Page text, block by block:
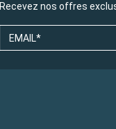
Recevez nos offres
EMAIL*